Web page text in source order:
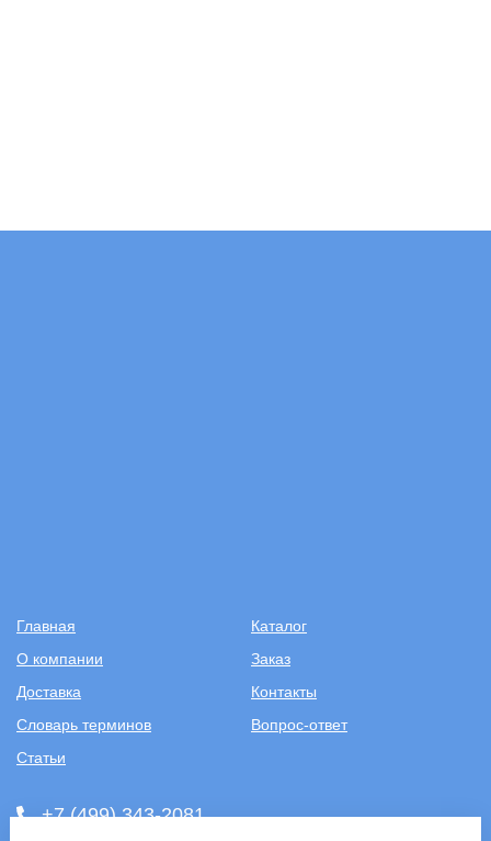
Главная
Каталог
О компании
Заказ
Доставка
Контакты
Словарь терминов
Вопрос-ответ
Статьи
+7 (499) 343-2081